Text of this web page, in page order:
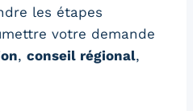
les étapes
votre demande
, conseil régional,